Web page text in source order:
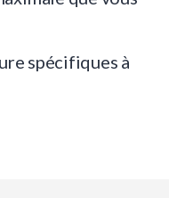
spécifiques à